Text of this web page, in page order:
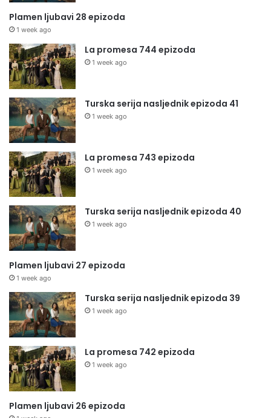
Plamen ljubavi 28 epizoda
1 week ago
La promesa 744 epizoda
1 week ago
Turska serija nasljednik epizoda 41
1 week ago
La promesa 743 epizoda
1 week ago
Turska serija nasljednik epizoda 40
1 week ago
Plamen ljubavi 27 epizoda
1 week ago
Turska serija nasljednik epizoda 39
1 week ago
La promesa 742 epizoda
1 week ago
Plamen ljubavi 26 epizoda